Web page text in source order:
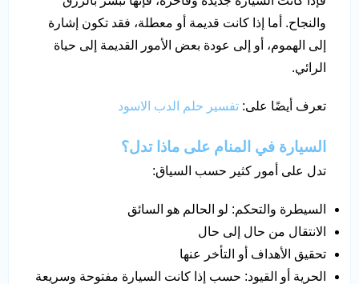
والنجاح. أما إذا كانت قديمة أو معطلة، فقد تكون إشارة
إلى الهموم، أو إلى عودة بعض الأمور القديمة إلى حياة
الرائي.
تعرف أيضًا على: تفسير حلم الدب الاسود
السيارة في المنام على ماذا تدل؟
تدل على أمور كثير حسب السياق:
السيطرة والتحكم: لو الحالم هو السائق
الانتقال من حال إلى حال
تحقيق الأهداف أو التأخر عنها
الحرية أو القيود: حسب إذا كانت السيارة مفتوحة وسريعة